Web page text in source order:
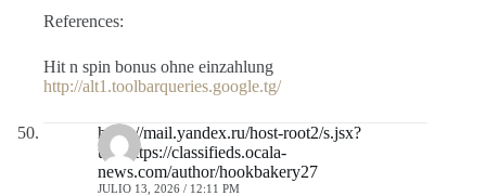
References:
Hit n spin bonus ohne einzahlung
http://alt1.toolbarqueries.google.tg/
https://mail.yandex.ru/host-root2/s.jsx?
url=https://classifieds.ocala-
news.com/author/hookbakery27
JULIO 13, 2026 / 12:11 PM